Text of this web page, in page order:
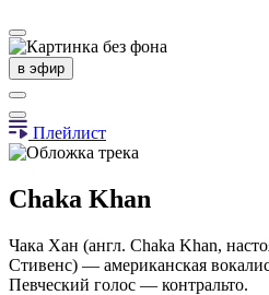
в эфир
Плейлист
Chaka Khan
Чака Хан (англ. Chaka Khan,
Стивенс) — американская
Певческий голос — контральто.